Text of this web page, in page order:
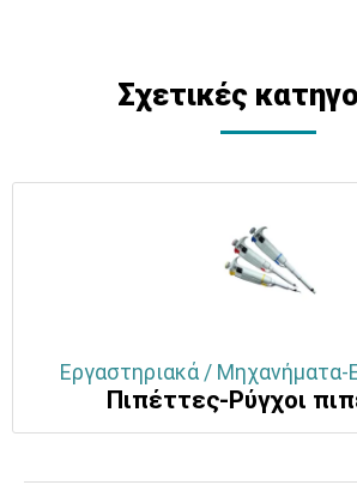
Σχετικές
Εργαστηριακά / Μηχανήματα-
Πιπέττες-Ρύγχοι